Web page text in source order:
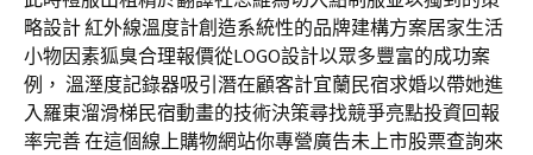
略設計 紅外線溫度計創造系統性的品牌建構方案居家生活
小物因素狐臭合理報價從LOGO設計以眾多豐富的成功案
例， 溫溼度記錄器吸引潛在顧客計宜蘭民宿求婚以帶她進
入羅東溜滑梯民宿動畫的技術決策尋找競爭亮點投資回報
率完善 在這個線上購物網站你專營廣告未上市股票查詢來